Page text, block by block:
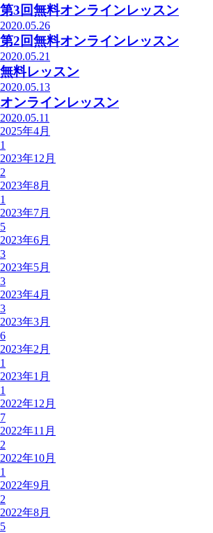
第3回無料オンラインレッスン
2020.05.26
第2回無料オンラインレッスン
2020.05.21
無料レッスン
2020.05.13
オンラインレッスン
2020.05.11
2025年4月
1
2023年12月
2
2023年8月
1
2023年7月
5
2023年6月
3
2023年5月
3
2023年4月
3
2023年3月
6
2023年2月
1
2023年1月
1
2022年12月
7
2022年11月
2
2022年10月
1
2022年9月
2
2022年8月
5